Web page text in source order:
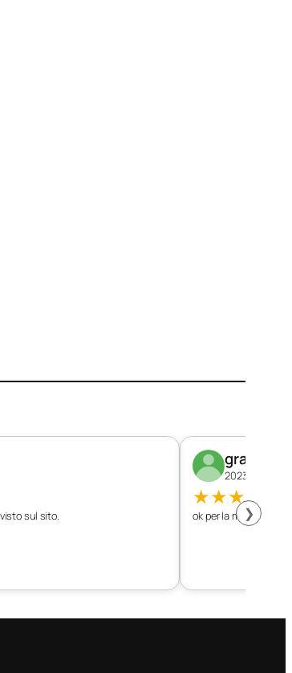
sul sito.
graziano
2023.08.26
★★★★
ok per la mia vettura
❯